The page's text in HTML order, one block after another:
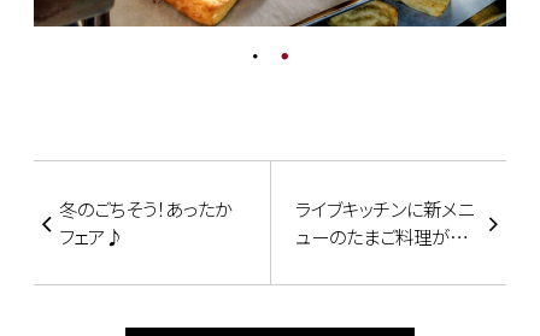
冬のごちそう！あったか
フェア♪
ライブキッチンに新メニ
ューのたまご料理が登